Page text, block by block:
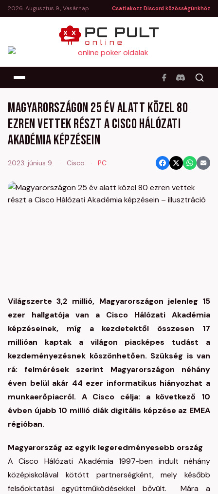
2026. Augusztus 9., Vasárnap Csatlakozz Discord közösségünkhöz
Magyarországon 25 év alatt közel 80
ezren vettek részt a Cisco Hálózati
Akadémia képzésein
2023. június 9. · Cisco · PC
Világszerte 3,2 millió, Magyarországon jelenleg 15
ezer hallgatója van a Cisco Hálózati Akadémia
képzéseinek, míg a kezdetektől összesen 17
millióan kaptak a világon piacképes tudást a
kezdeményezésnek köszönhetően. Szükség is van
rá: felmérések szerint Magyarországon néhány
éven belül akár 44 ezer informatikus hiányozhat a
munkaerőpiacról. A Cisco célja: a következő 10
évben újabb 10 millió diák digitális képzése az EMEA
régióban.
Magyarország az egyik legeredményesebb ország
A Cisco Hálózati Akadémia 1997-ben indult néhány
középiskolával kötött partnerségként, mely később
felsőoktatási együttműködésekkel bővült. Mára a